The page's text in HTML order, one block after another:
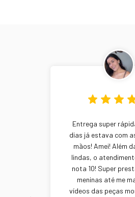
Entrega super
dias já estava com
mãos! Amei! Além
lindas, o
nota 10! Super
meninas até me
vídeos das peças